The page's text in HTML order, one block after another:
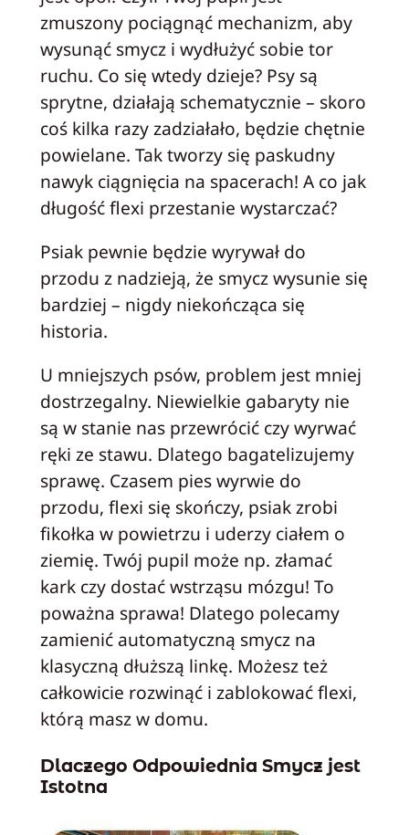
zmuszony pociągnąć mechanizm, aby
wysunąć smycz i wydłużyć sobie tor
ruchu. Co się wtedy dzieje? Psy są
sprytne, działają schematycznie – skoro
coś kilka razy zadziałało, będzie chętnie
powielane. Tak tworzy się paskudny
nawyk ciągnięcia na spacerach! A co jak
długość flexi przestanie wystarczać?
Psiak pewnie będzie wyrywał do
przodu z nadzieją, że smycz wysunie się
bardziej – nigdy niekończąca się
historia.
U mniejszych psów, problem jest mniej
dostrzegalny. Niewielkie gabaryty nie
są w stanie nas przewrócić czy wyrwać
ręki ze stawu. Dlatego bagatelizujemy
sprawę. Czasem pies wyrwie do
przodu, flexi się skończy, psiak zrobi
fikołka w powietrzu i uderzy ciałem o
ziemię. Twój pupil może np. złamać
kark czy dostać wstrząsu mózgu! To
poważna sprawa! Dlatego polecamy
zamienić automatyczną smycz na
klasyczną dłuższą linkę. Możesz też
całkowicie rozwinąć i zablokować flexi,
którą masz w domu.
Dlaczego Odpowiednia Smycz jest
Istotna